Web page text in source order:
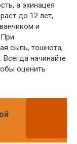
а эхинацея
до 12 лет,
и
сыпь, тошнота,
начинайте
оценить